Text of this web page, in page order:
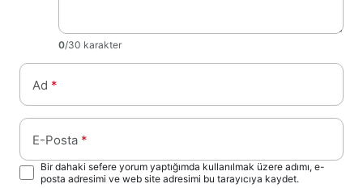
0/30 karakter
Ad *
E-Posta *
Bir dahaki sefere yorum yaptığımda kullanılmak üzere adımı, e-
posta adresimi ve web site adresimi bu tarayıcıya kaydet.